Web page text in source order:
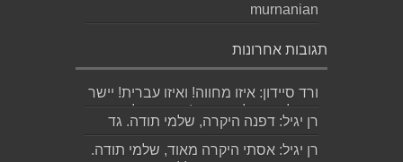
murnanian
תגובות אחרונות
ורד סיידון: איזו מחווה! ואיזו עברית! יישר
כוח לכותב ולאהובתו :) שבת שלום...
רן יגיל: דפנה היקרה, שלמי תודה. גד
הוא אכן משורר איכותי ביותר. אמסור...
רן יגיל: אסתי היקרה מאוד, שלמי תודה.